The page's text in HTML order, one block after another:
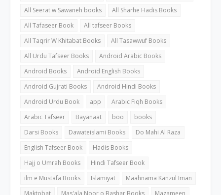
All Seerat w Sawaneh books
All Sharhe Hadis Books
All Tafaseer Book
All tafseer Books
All Taqrir W Khitabat Books
All Tasawwuf Books
All Urdu Tafseer Books
Android Arabic Books
Android Books
Android English Books
Android Gujrati Books
Android Hindi Books
Android Urdu Book
app
Arabic Fiqh Books
Arabic Tafseer
Bayanaat boo
books
Darsi Books
Dawateislami Books
Do Mahi Al Raza
English Tafseer Book
Hadis Books
Hajj o Umrah Books
Hindi Tafseer Book
ilm e Mustafa Books
Islamiyat
Maahnama Kanzul Iman
Maktobat
Mas'ala Noor o Bashar Books
Mazameen